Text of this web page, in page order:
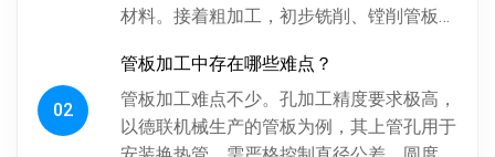
材料。接着粗加工，初步铣削、镗削管板各
关键，通过射线、超声波探伤检...
02
管板加工中存在哪些难点？
管板加工难点不少。孔加工精度要求极高，
以德联机械生产的管板为例，其上管孔用于